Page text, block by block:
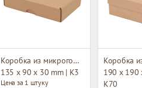
Коробка из микрогофрокартона
135 x 90 x 30 mm | K3
Цена за 1 штуку
190 x 190
K70